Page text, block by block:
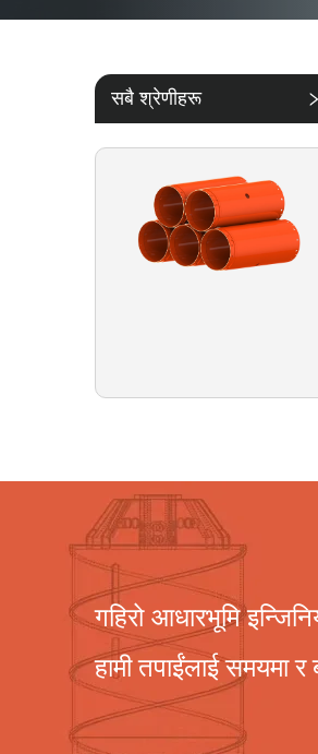
सबै श्रेणीहरू
गहिरो आधारभूमि
हामी तपाईंलाई